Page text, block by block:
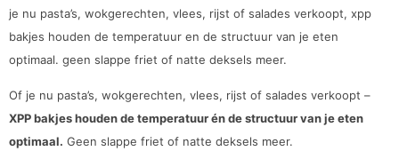
je nu pasta’s, wokgerechten, vlees, rijst of salades verkoopt, xpp
bakjes houden de temperatuur en de structuur van je eten
optimaal. geen slappe friet of natte deksels meer.
Of je nu pasta’s, wokgerechten, vlees, rijst of salades verkoopt –
XPP bakjes houden de temperatuur én de structuur van je eten
optimaal. Geen slappe friet of natte deksels meer.